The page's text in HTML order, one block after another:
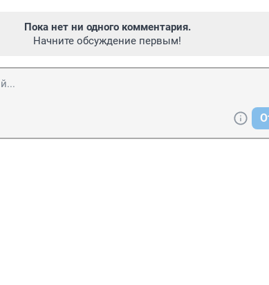
Пока нет ни одного комментария.
Начните обсуждение первым!